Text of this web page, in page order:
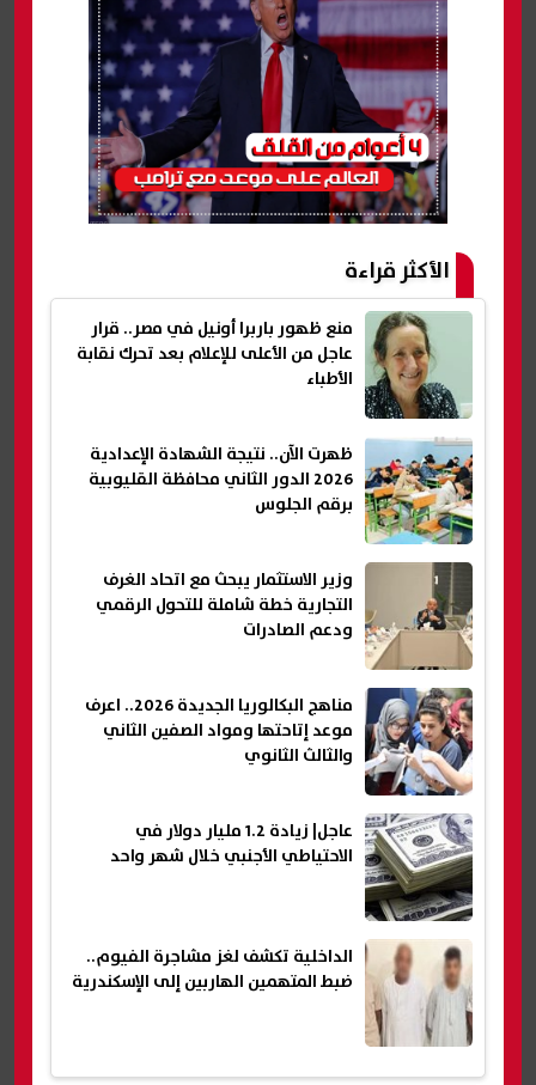
الأكثر قراءة
منع ظهور باربرا أونيل في مصر.. قرار
عاجل من الأعلى للإعلام بعد تحرك نقابة
الأطباء
ظهرت الآن.. نتيجة الشهادة الإعدادية
2026 الدور الثاني محافظة القليوبية
برقم الجلوس
وزير الاستثمار يبحث مع اتحاد الغرف
التجارية خطة شاملة للتحول الرقمي
ودعم الصادرات
مناهج البكالوريا الجديدة 2026.. اعرف
موعد إتاحتها ومواد الصفين الثاني
والثالث الثانوي
عاجل| زيادة 1.2 مليار دولار في
الاحتياطي الأجنبي خلال شهر واحد
الداخلية تكشف لغز مشاجرة الفيوم..
ضبط المتهمين الهاربين إلى الإسكندرية